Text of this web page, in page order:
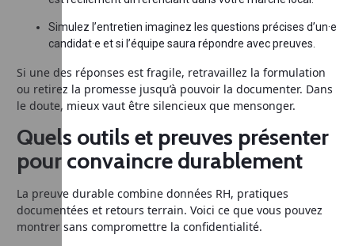
Simulez l’entretien imaginez les questions précises d’un·e
candidat·e et si l’équipe saura répondre avec preuves.
Si une des réponses est fragile, retravaillez la formulation
ou retirez la promesse jusqu’à pouvoir la documenter. Dans
le doute, mieux vaut être silencieux que mensonger.
Quels outils et preuves présenter
pour convaincre durablement
La preuve durable combine données RH, pratiques
documentées et retours terrain. Voici ce que vous pouvez
montrer sans compromettre la confidentialité.